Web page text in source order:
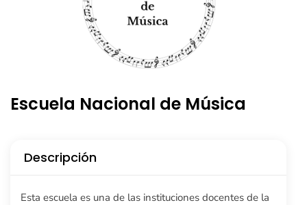
Escuela Nacional de Música
Descripción
Esta escuela es una de las instituciones docentes de la